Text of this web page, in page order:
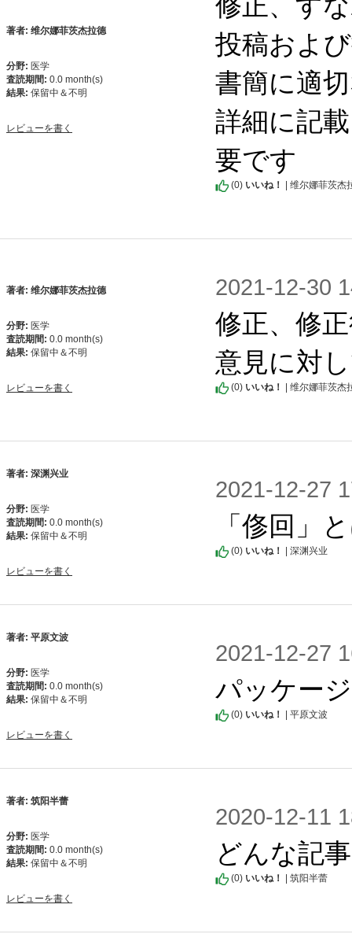
著者: 维尔娜菲茨杰拉德
分野: 医学
査読期間: 0.0 month(s)
結果: 保留中＆不明
レビューを書く
投稿およ
書簡に適
詳細に記
要です
(0) いいね！ | 维尔娜菲茨杰
著者: 维尔娜菲茨杰拉德
分野: 医学
査読期間: 0.0 month(s)
結果: 保留中＆不明
レビューを書く
2021-12-30
修正、修
意見に対
(0) いいね！ | 维尔娜菲茨杰
著者: 深渊兴业
分野: 医学
査読期間: 0.0 month(s)
結果: 保留中＆不明
レビューを書く
2021-12-27
「俢回」
(0) いいね！ | 深渊兴业
著者: 平原文波
分野: 医学
査読期間: 0.0 month(s)
結果: 保留中＆不明
レビューを書く
2021-12-27
パッケー
(0) いいね！ | 平原文波
著者: 筑阳半蕾
分野: 医学
査読期間: 0.0 month(s)
結果: 保留中＆不明
レビューを書く
2020-12-11
どんな記
(0) いいね！ | 筑阳半蕾